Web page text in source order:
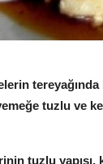
tuzlu ve
tuzlu yapısı,